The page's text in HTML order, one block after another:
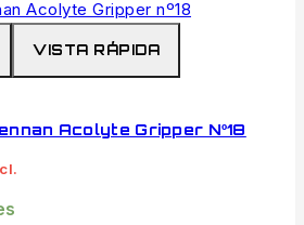
VISTA RÁPIDA
Acolyte Gripper Nº18